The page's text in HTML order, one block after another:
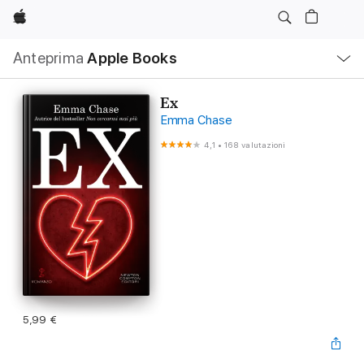
Apple
Anteprima Apple Books
locale
Apri
Menu
Ex
Emma Chase
4,1 •168 valutazioni
5,99 €